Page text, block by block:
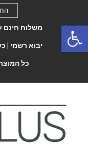
משלוח חינם עד
יבוא רשמי |
כל